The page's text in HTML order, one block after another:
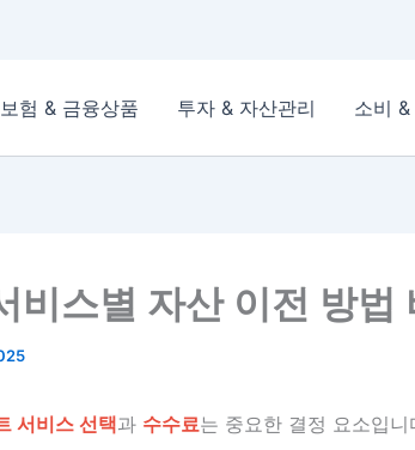
보험 & 금융상품 투자 & 자산관리 소비
비스별 자산 이전 방법
서비스 선택과 수수료는 중요한 결정 요소입니